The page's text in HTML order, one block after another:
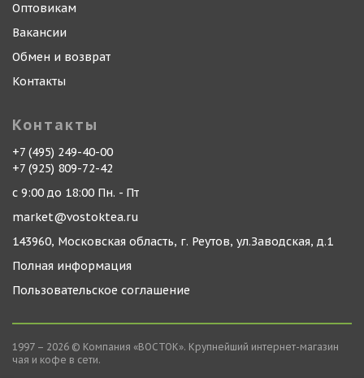
Оптовикам
Вакансии
Обмен и возврат
Контакты
Контакты
+7 (495) 249-40-00
+7 (925) 809-72-42
с 9:00 до 18:00 Пн. - Пт
market@vostoktea.ru
143960, Московская область, г. Реутов, ул.Заводская, д.1
Полная информация
Пользовательское соглашение
1997 – 2026 © Компания «ВОСТОК». Крупнейший интернет-магазин
чая и кофе в сети.